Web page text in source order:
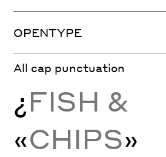
OPENTYPE
All cap punctuation
¿FISH &
«CHIPS»